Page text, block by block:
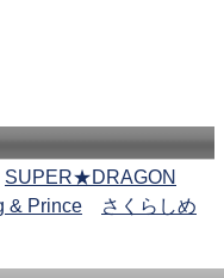
SUPER★DRAGON
& Prince
さくらしめ